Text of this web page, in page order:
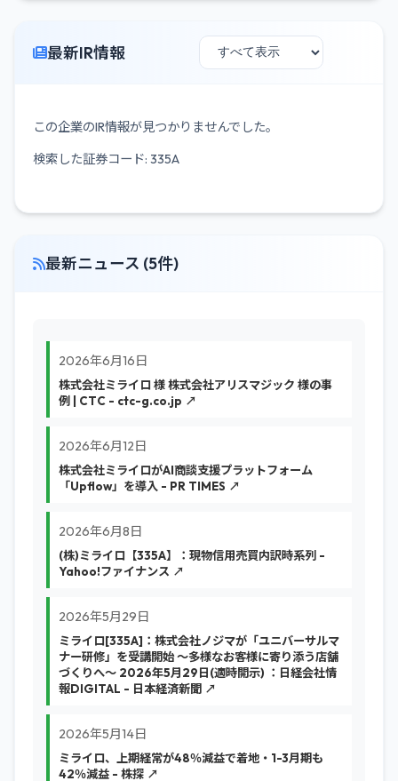
最新IR情報
この企業のIR情報が見つかりませんでした。
検索した証券コード: 335A
最新ニュース (5件)
2026年6月16日
株式会社ミライロ 様 株式会社アリスマジック 様の事
例 | CTC - ctc-g.co.jp ↗
2026年6月12日
株式会社ミライロがAI商談支援プラットフォーム
「Upflow」を導入 - PR TIMES ↗
2026年6月8日
(株)ミライロ【335A】：現物信用売買内訳時系列 -
Yahoo!ファイナンス ↗
2026年5月29日
ミライロ[335A]：株式会社ノジマが「ユニバーサルマ
ナー研修」を受講開始 ～多様なお客様に寄り添う店舗
づくりへ～ 2026年5月29日(適時開示) ：日経会社情
報DIGITAL - 日本経済新聞 ↗
2026年5月14日
ミライロ、上期経常が48％減益で着地・1-3月期も
42％減益 - 株探 ↗